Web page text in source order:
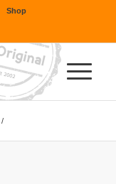
Shop
/